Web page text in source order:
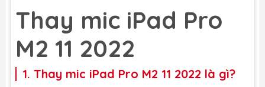
Thay mic iPad Pro
M2 11 2022
1. Thay mic iPad Pro M2 11 2022 là gì?